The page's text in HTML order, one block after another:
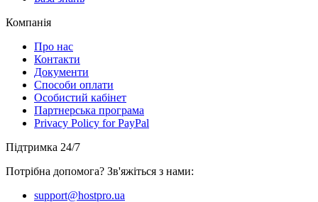
Компанія
Про нас
Контакти
Документи
Способи оплати
Особистий кабінет
Партнерська програма
Privacy Policy for PayPal
Підтримка 24/7
Потрібна допомога? Зв'яжіться з нами:
support@hostpro.ua